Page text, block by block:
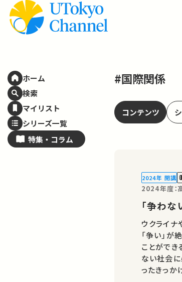
ホーム
検索
マイリスト
シリーズ一覧
特集・ コラム
#国際関係
コンテンツ
2024年 開講
2024年度：
「争わ
ウクライナ
「争い」が
ことができ
ない社会
ったきっかけ